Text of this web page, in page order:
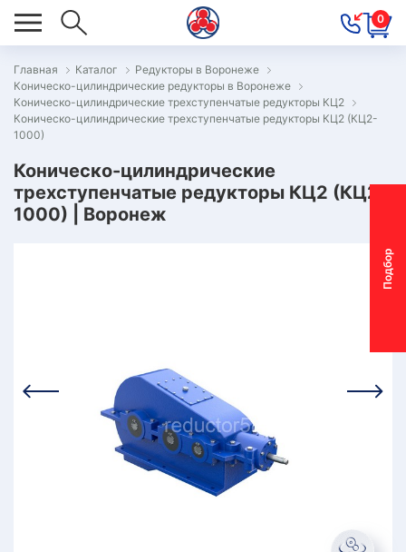
0
П
о
д
б
о
р
м
о
т
о
р
-
р
е
д
у
к
т
о
р
Главная Каталог
Редукторы в Воронеже
Коническо-цилиндрические редукторы в Воронеже
Коническо-цилиндрические трехступенчатые редукторы КЦ2
Коническо-цилиндрические трехступенчатые редукторы КЦ2 (КЦ2-
1000)
Коническо-цилиндрические
трехступенчатые редукторы КЦ2 (КЦ2-
1000) | Воронеж